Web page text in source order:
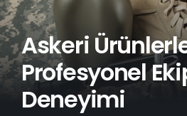
Askeri
Profesyonel
Deneyimi